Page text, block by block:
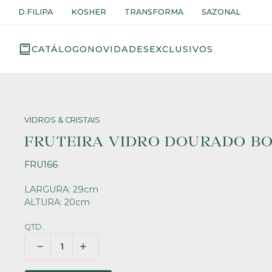
D.FILIPA KOSHER TRANSFORMA SAZONAL
CATÁLOGONOVIDADESEXCLUSIVOS
VIDROS & CRISTAIS
FRUTEIRA VIDRO DOURADO
FRU166
LARGURA: 29cm
ALTURA: 20cm
QTD.